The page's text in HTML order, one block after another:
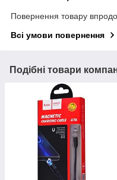
Повернення товару
Всі умови повернення
Подібні товари